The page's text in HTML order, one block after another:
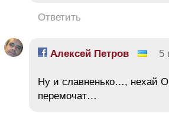
Ответить
Алексей Петров 5
Ну и славненько…, нехай
перемочат…